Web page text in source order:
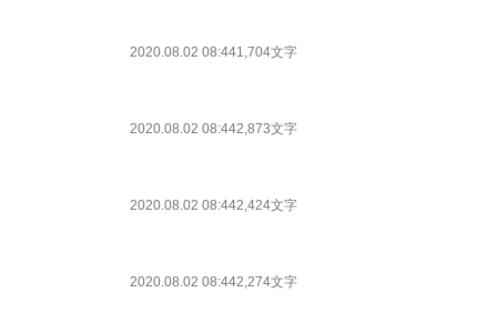
2020.08.02 08:441,704文字
2020.08.02 08:442,873文字
2020.08.02 08:442,424文字
2020.08.02 08:442,274文字